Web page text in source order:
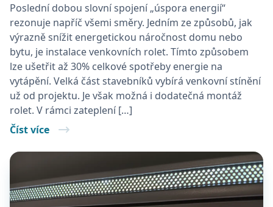
Poslední dobou slovní spojení „úspora energií“
rezonuje napříč všemi směry. Jedním ze způsobů, jak
výrazně snížit energetickou náročnost domu nebo
bytu, je instalace venkovních rolet. Tímto způsobem
lze ušetřit až 30% celkové spotřeby energie na
vytápění. Velká část stavebníků vybírá venkovní stínění
už od projektu. Je však možná i dodatečná montáž
rolet. V rámci zateplení […]
Číst více